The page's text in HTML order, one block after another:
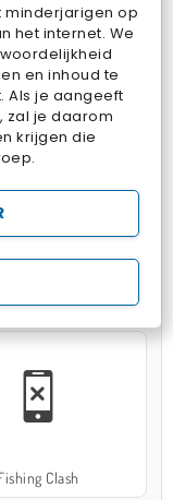
minderjarigen op
het internet. We
en inhoud te
Als je aangeeft
zal je daarom
krijgen die
Bubbits
Potion Sort
Clash